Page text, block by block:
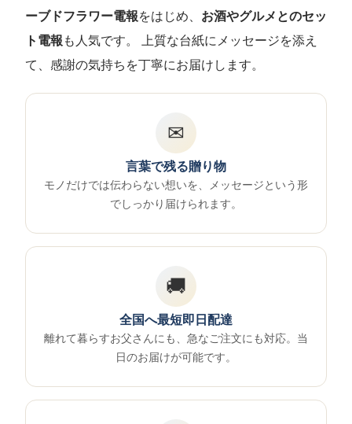
ーブドフラワー電報をはじめ、 お酒やグルメとのセッ
ト電報 も人気です。 上質な台紙にメッセージを添え
て、感謝の気持ちを丁寧にお届けします。
✉
言葉で残る贈り物
モノだけでは伝わらない想いを、メッセージという形
でしっかり届けられます。
🚚
全国へ最短即日配達
離れて暮らすお父さんにも、急なご注文にも対応。当
日のお届けが可能です。